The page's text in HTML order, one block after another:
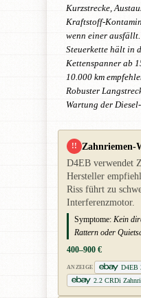
Kurzstrecke,
Kraftstoff-
wenn einer
Steuerkette hält in
Kettenspanner ab
10.000 km
Robuster
Wartung der
!! Zahnriemen-
D4EB verwendet
Hersteller
Riss führt zu
Interferenzmotor.
Symptome: Kein
Rattern oder
400–900 €
ANZEIGE
D4EB
2.2 CRDi